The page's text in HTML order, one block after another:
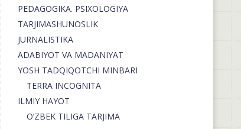
PEDAGOGIKA. PSIXOLOGIYA
TARJIMASHUNOSLIK
JURNALISTIKA
ADABIYOT VA MADANIYAT
YOSH TADQIQOTCHI MINBARI
TERRA INCOGNITA
ILMIY HAYOT
O’ZBEK TILIGA TARJIMA